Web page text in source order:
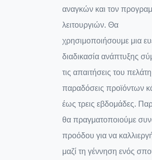
αναγκών και τον
λειτουργιών. Θα
χρησιμοποιήσουμε μια
διαδικασία ανάπτυξης
τις απαιτήσεις του
παραδόσεις προϊόντων
έως τρεις εβδομάδες.
θα πραγματοποιούμε
προόδου για να
μαζί τη γέννηση ενός